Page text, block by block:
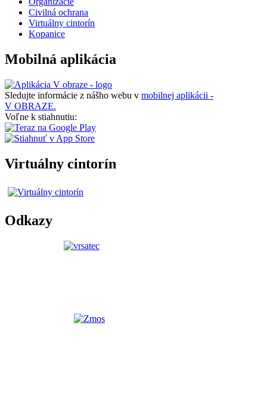
Civilná ochrana
Virtuálny cintorín
Kopanice
Mobilná aplikácia
Sledujte informácie z nášho webu v mobilnej aplikácii -
V OBRAZE.
Voľne k stiahnutiu:
Virtuálny cintorín
Odkazy